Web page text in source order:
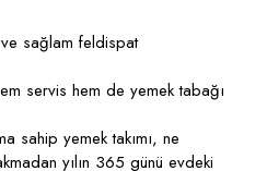
sağlam feldispat
servis hem de yemek tabağı
sahip yemek takımı, ne
yılın 365 günü evdeki